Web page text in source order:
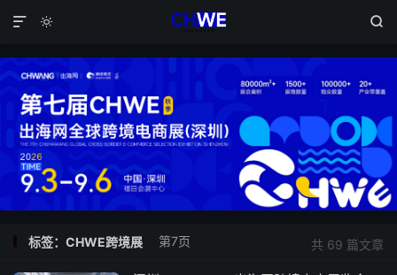
 

共 69 篇文章
标签：CHWE跨境展 第7页